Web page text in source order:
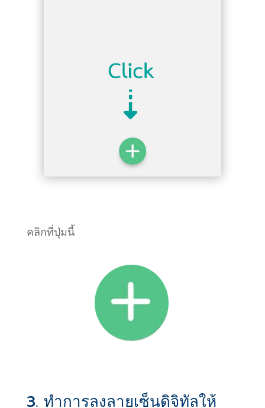
คลิกที่ปุ่มนี้
3. ทำการลงลายเซ็นดิจิทัลให้